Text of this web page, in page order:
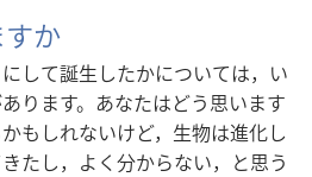
か
して誕生したかについては，い
ります。あなたはどう思います
もしれないけど，生物は進化し
たし，よく分からない，と思う